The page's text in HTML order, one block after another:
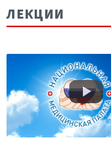
ЛЕКЦИИ